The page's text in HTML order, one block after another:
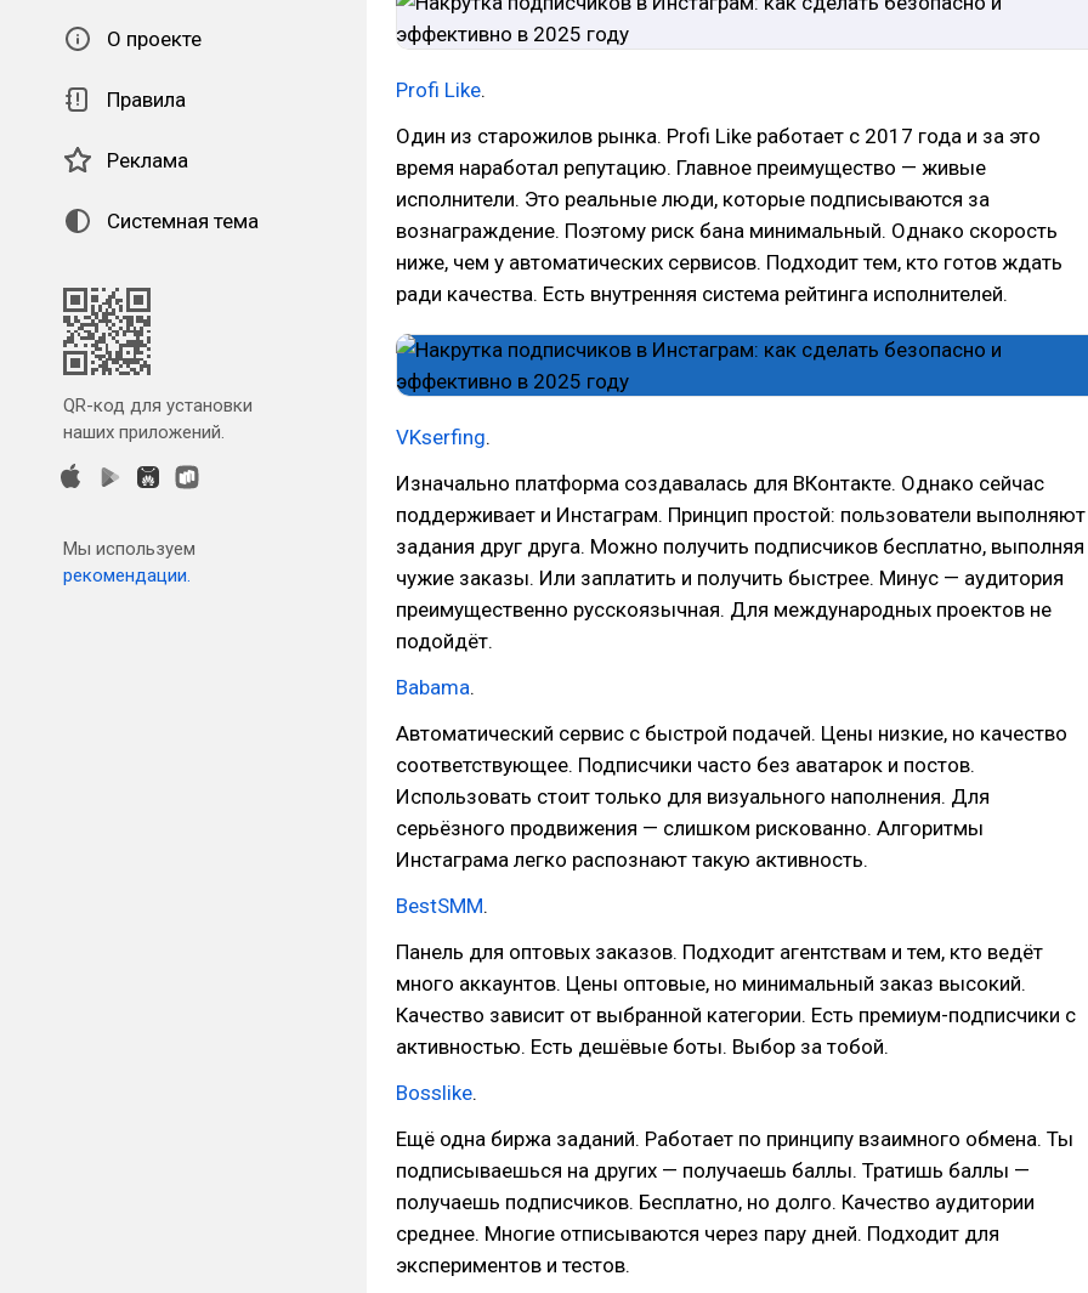
О проекте
Правила
Реклама
Системная тема
QR-код для установки
наших приложений.
Мы используем
рекомендации.
Profi Like.
Один из старожилов рынка. Profi Like работает с 2017 года и за это
время наработал репутацию. Главное преимущество — живые
исполнители. Это реальные люди, которые подписываются за
вознаграждение. Поэтому риск бана минимальный. Однако скорость
ниже, чем у автоматических сервисов. Подходит тем, кто готов ждать
ради качества. Есть внутренняя система рейтинга исполнителей.
VKserfing.
Изначально платформа создавалась для ВКонтакте. Однако сейчас
поддерживает и Инстаграм. Принцип простой: пользователи выполняют
задания друг друга. Можно получить подписчиков бесплатно, выполняя
чужие заказы. Или заплатить и получить быстрее. Минус — аудитория
преимущественно русскоязычная. Для международных проектов не
подойдёт.
Babama.
Автоматический сервис с быстрой подачей. Цены низкие, но качество
соответствующее. Подписчики часто без аватарок и постов.
Использовать стоит только для визуального наполнения. Для
серьёзного продвижения — слишком рискованно. Алгоритмы
Инстаграма легко распознают такую активность.
BestSMM.
Панель для оптовых заказов. Подходит агентствам и тем, кто ведёт
много аккаунтов. Цены оптовые, но минимальный заказ высокий.
Качество зависит от выбранной категории. Есть премиум-подписчики с
активностью. Есть дешёвые боты. Выбор за тобой.
Bosslike.
Ещё одна биржа заданий. Работает по принципу взаимного обмена. Ты
подписываешься на других — получаешь баллы. Тратишь баллы —
получаешь подписчиков. Бесплатно, но долго. Качество аудитории
среднее. Многие отписываются через пару дней. Подходит для
экспериментов и тестов.